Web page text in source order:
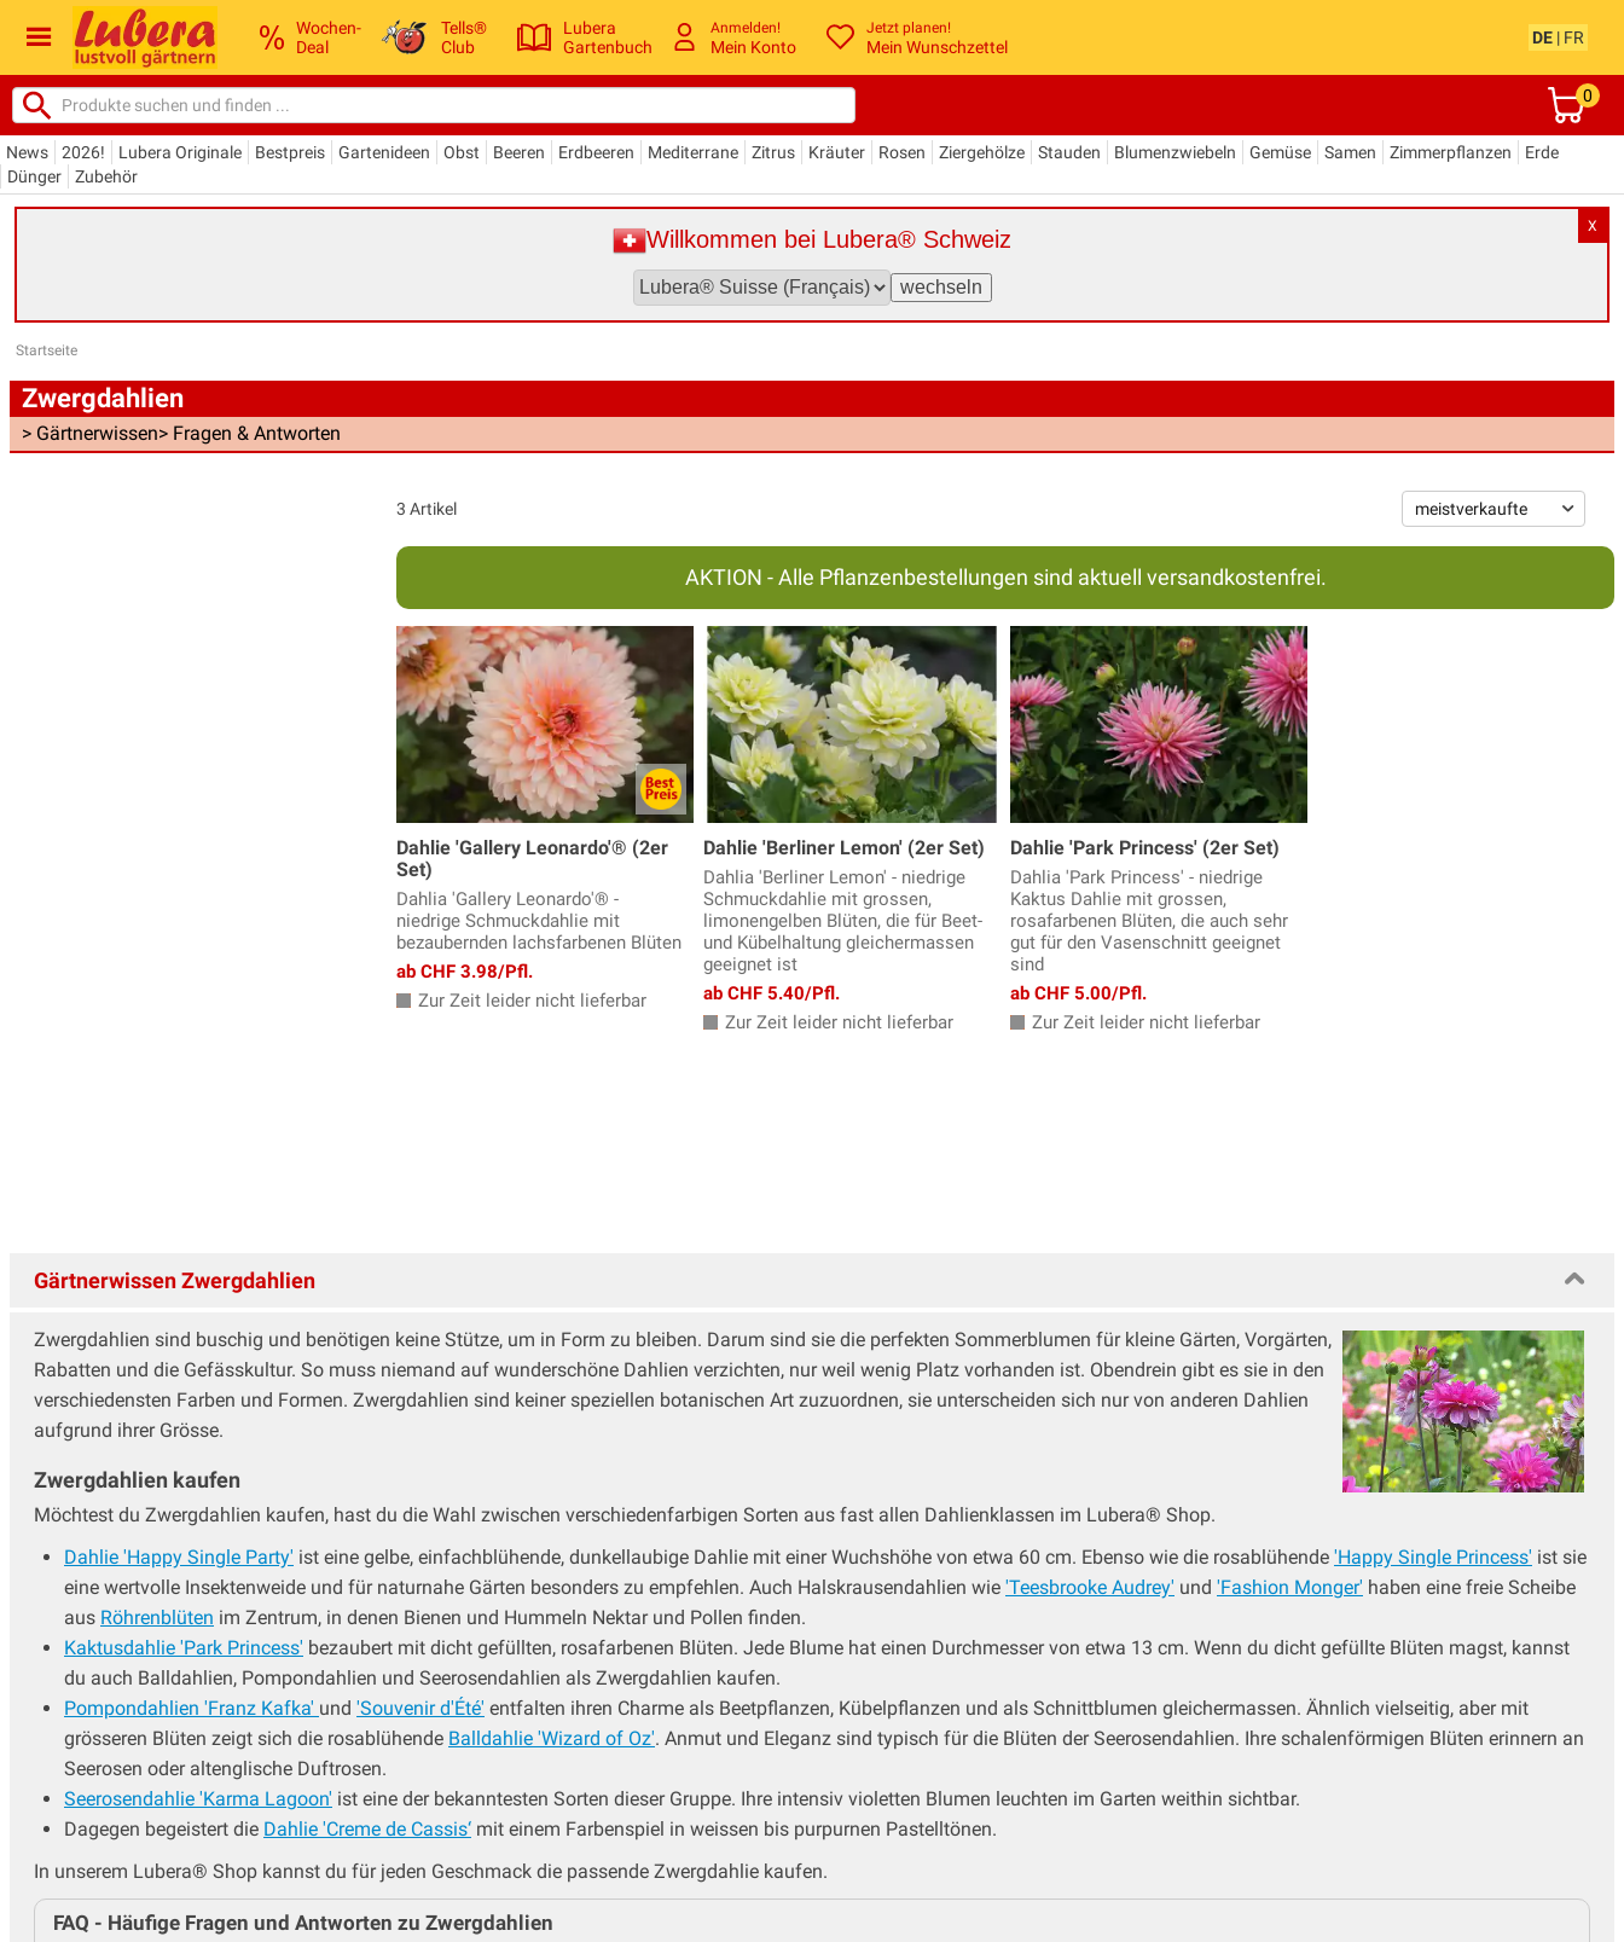
Wochen-
Deal
Tells®
Club
Lubera
Gartenbuch
Anmelden!
Mein Konto
Jetzt planen!
Mein Wunschzettel
DE | FR
0
News 2026! Lubera Originale Bestpreis Gartenideen Obst Beeren Erdbeeren Mediterrane Zitrus Kräuter Rosen Ziergehölze Stauden Blumenzwiebeln Gemüse Samen Zimmerpflanzen
Erde
Dünger
Zubehör
X
Willkommen bei Lubera® Schweiz
Startseite
Zwergdahlien
> Gärtnerwissen> Fragen & Antworten
3 Artikel
AKTION - Alle Pflanzenbestellungen sind aktuell versandkostenfrei.
Dahlie 'Gallery Leonardo'® (2er
Set)
Dahlia 'Gallery Leonardo'® -
niedrige Schmuckdahlie mit
bezaubernden lachsfarbenen Blüten
ab CHF 3.98/Pfl.
Zur Zeit leider nicht lieferbar
Dahlie 'Berliner Lemon' (2er Set)
Dahlia 'Berliner Lemon' - niedrige
Schmuckdahlie mit grossen,
limonengelben Blüten, die für Beet-
und Kübelhaltung gleichermassen
geeignet ist
ab CHF 5.40/Pfl.
Zur Zeit leider nicht lieferbar
Dahlie 'Park Princess' (2er Set)
Dahlia 'Park Princess' - niedrige
Kaktus Dahlie mit grossen,
rosafarbenen Blüten, die auch sehr
gut für den Vasenschnitt geeignet
sind
ab CHF 5.00/Pfl.
Zur Zeit leider nicht lieferbar
Gärtnerwissen Zwergdahlien
Zwergdahlien sind buschig und benötigen keine Stütze, um in Form zu bleiben. Darum sind sie die perfekten Sommerblumen für kleine Gärten, Vorgärten,
Rabatten und die Gefässkultur. So muss niemand auf wunderschöne Dahlien verzichten, nur weil wenig Platz vorhanden ist. Obendrein gibt es sie in den
verschiedensten Farben und Formen. Zwergdahlien sind keiner speziellen botanischen Art zuzuordnen, sie unterscheiden sich nur von anderen Dahlien
aufgrund ihrer Grösse.
Zwergdahlien kaufen
Möchtest du Zwergdahlien kaufen, hast du die Wahl zwischen verschiedenfarbigen Sorten aus fast allen Dahlienklassen im Lubera® Shop.
Dahlie 'Happy Single Party' ist eine gelbe, einfachblühende, dunkellaubige Dahlie mit einer Wuchshöhe von etwa 60 cm. Ebenso wie die rosablühende 'Happy Single Princess' ist sie
eine wertvolle Insektenweide und für naturnahe Gärten besonders zu empfehlen. Auch Halskrausendahlien wie 'Teesbrooke Audrey' und 'Fashion Monger' haben eine freie Scheibe
aus Röhrenblüten im Zentrum, in denen Bienen und Hummeln Nektar und Pollen finden.
Kaktusdahlie 'Park Princess' bezaubert mit dicht gefüllten, rosafarbenen Blüten. Jede Blume hat einen Durchmesser von etwa 13 cm. Wenn du dicht gefüllte Blüten magst, kannst
du auch Balldahlien, Pompondahlien und Seerosendahlien als Zwergdahlien kaufen.
Pompondahlien 'Franz Kafka' und 'Souvenir d'Été' entfalten ihren Charme als Beetpflanzen, Kübelpflanzen und als Schnittblumen gleichermassen. Ähnlich vielseitig, aber mit
grösseren Blüten zeigt sich die rosablühende Balldahlie 'Wizard of Oz'. Anmut und Eleganz sind typisch für die Blüten der Seerosendahlien. Ihre schalenförmigen Blüten erinnern an
Seerosen oder altenglische Duftrosen.
Seerosendahlie 'Karma Lagoon' ist eine der bekanntesten Sorten dieser Gruppe. Ihre intensiv violetten Blumen leuchten im Garten weithin sichtbar.
Dagegen begeistert die Dahlie 'Creme de Cassis‘ mit einem Farbenspiel in weissen bis purpurnen Pastelltönen.
In unserem Lubera® Shop kannst du für jeden Geschmack die passende Zwergdahlie kaufen.
FAQ - Häufige Fragen und Antworten zu Zwergdahlien